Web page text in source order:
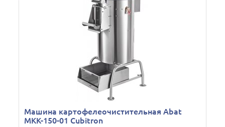
Машина картофелеочистительная Abat
МКК-150-01 Cubitron